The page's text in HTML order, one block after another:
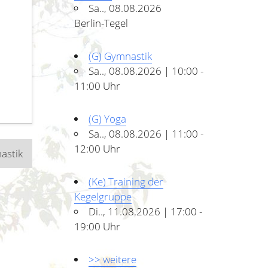
Sa.., 08.08.2026
Berlin-Tegel
(G) Gymnastik
Sa.., 08.08.2026 | 10:00 -
11:00 Uhr
(G) Yoga
Sa.., 08.08.2026 | 11:00 -
12:00 Uhr
(Ke) Training der
Kegelgruppe
Di.., 11.08.2026 | 17:00 -
19:00 Uhr
>> weitere